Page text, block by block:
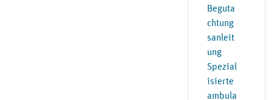
Beguta
chtung
sanleit
ung
Spezial
isierte
ambula